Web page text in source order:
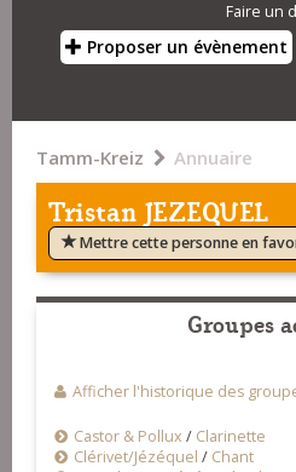
Faire un
Proposer un évènement
Tamm-Kreiz Annuaire
Tristan JEZEQUEL
Mettre cette personne en
Groupes
Afficher l'historique des
Castor & Pollux / Clarinette
Clérivet/Jézéquel / Chant